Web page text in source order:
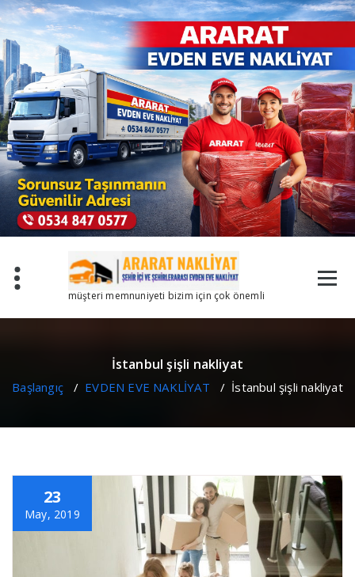
İçeriğe
geç
müşteri memnuniyeti bizim için çok önemli
İstanbul şişli nakliyat
Başlangıç / EVDEN EVE NAKLİYAT / İstanbul şişli nakliyat
23
May, 2019